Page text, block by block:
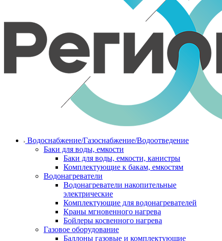
Водоснабжение/Газоснабжение/Водоотведение
Баки для воды, емкости
Баки для воды, емкости, канистры
Комплектующие к бакам, емкостям
Водонагреватели
Водонагреватели накопительные
электрические
Комплектующие для водонагревателей
Краны мгновенного нагрева
Бойлеры косвенного нагрева
Газовое оборудование
Баллоны газовые и комплектующие